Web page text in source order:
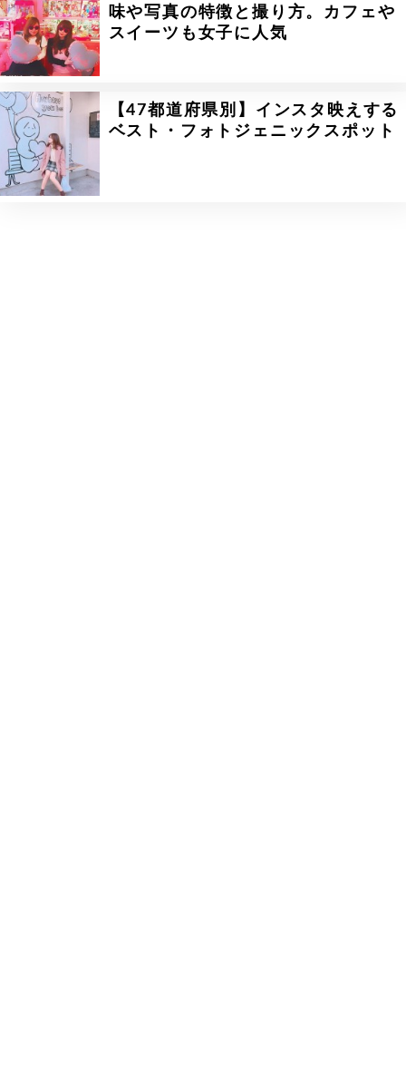
味や写真の特徴と撮り方。カフェや
スイーツも女子に人気
【47都道府県別】インスタ映えする
ベスト・フォトジェニックスポット